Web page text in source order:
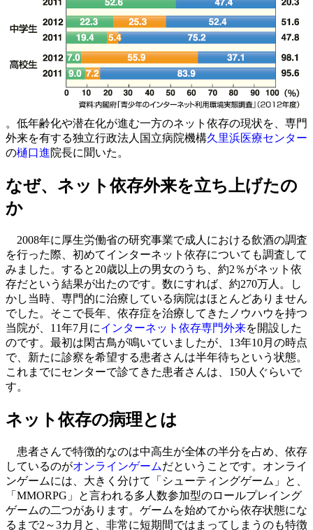
。低年齢化や潜在化が進む一方のネット依存の現状を、専門
外来を有する独立行政法人国立病院機構久里浜医療センター
の樋口進院長に聞いた。
なぜ、ネット依存外来を立ち上げたの
か
2008年に厚生労働省の研究事業で成人における飲酒の調査
を行った際、初めてインターネット依存についても調査して
みました。すると20歳以上の男女のうち、約2％がネット依
存だという結果が出たのです。数にすれば、約270万人。し
かし当時、専門的に治療している病院はほとんどありません
でした。そこで長年、依存症を治療してきたノウハウを持つ
当院が、11年7月にインターネット依存専門外来を開設した
のです。最初は閑古鳥が鳴いていましたが、13年10月の時点
で、新たに診察を希望する患者さんは半年待ちという状態。
これまでにセンターで診てきた患者さんは、150人ぐらいで
す。
ネット依存の病理とは
患者さんで特徴的なのは中高生が全体の半分を占め、依存
しているのがオンラインゲームだということです。オンライ
ンゲームには、大きく分けて「シューティングゲーム」と、
「MMORPG」と言われる多人数参加型のロールプレイング
ゲームの二つがあります。ゲームを始めてから依存状態にな
るまで2～3カ月と、非常に短期間ではまってしまうのも特徴